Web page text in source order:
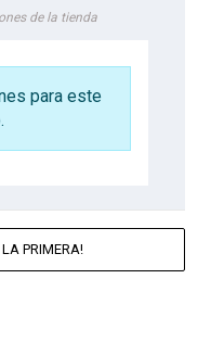
de la tienda
para este
LA PRIMERA!